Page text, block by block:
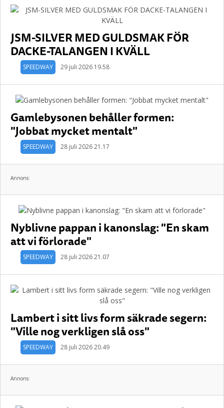
JSM-SILVER MED GULDSMAK FÖR
DACKE-TALANGEN I KVÄLL
SPEEDWAY 29 juli 2026 19.58
Gamlebysonen behåller formen:
"Jobbat mycket mentalt"
SPEEDWAY 28 juli 2026 21.17
Annons:
Nyblivne pappan i kanonslag: "En skam
att vi förlorade"
SPEEDWAY 28 juli 2026 21.07
Lambert i sitt livs form säkrade segern:
"Ville nog verkligen slå oss"
SPEEDWAY 28 juli 2026 20.49
Annons: